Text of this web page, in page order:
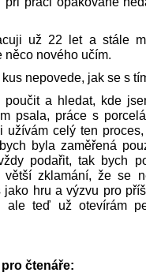
už 22 let a stále
něco nového učím.
nepovede, jak se s
a hledat, kde
psala, práce s
užívám celý ten
byla zaměřená
podařit, tak bych
větší zklamání, že se
jako hru a výzvu pro
ale teď už otevírám
čtenáře: